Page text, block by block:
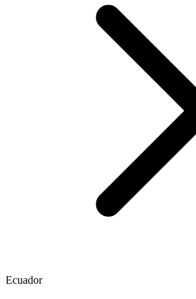
Ecuador